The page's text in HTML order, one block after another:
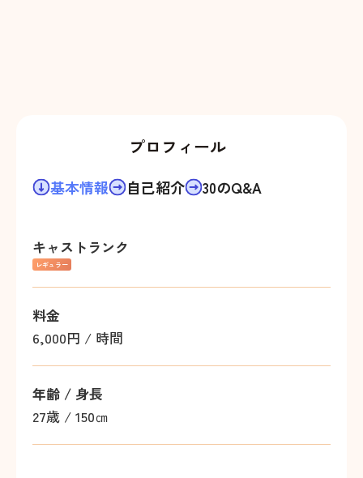
プロフィール
基本情報 自己紹介 30のQ&A
キャストランク
レギュラー
料金
6,000円 / 時間
年齢 / 身長
27歳 / 150㎝